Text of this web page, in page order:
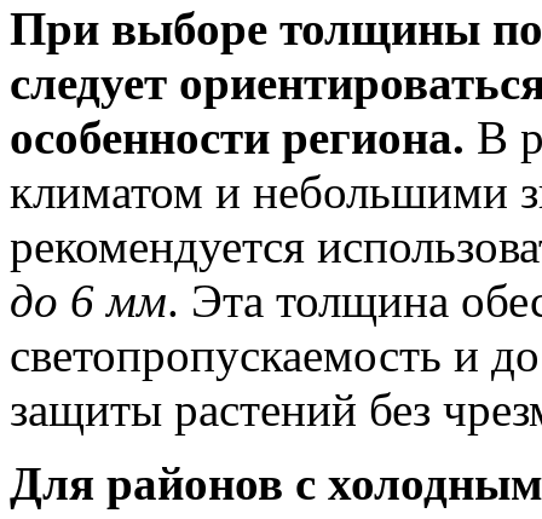
При выборе толщины
следует
особенности региона. В
климатом и небольшими
рекомендуется
до 6 мм. Эта толщина
светопропускаемость и
защиты растений без
Для районов с